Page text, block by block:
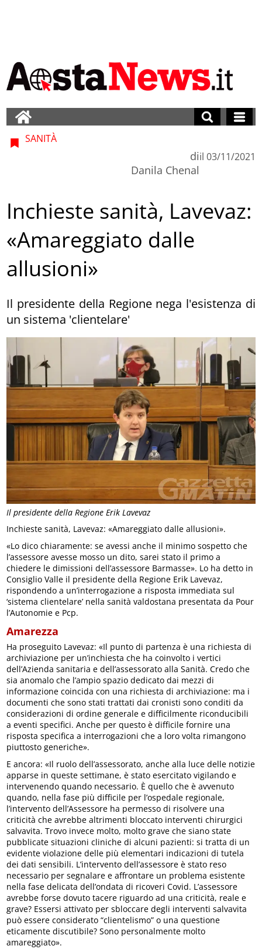
Il presidente della Regione Erik Lavevaz
SANITÀ
di
Danila Chenal
il 03/11/2021
Inchieste sanità, Lavevaz:
«Amareggiato dalle
allusioni»
Il presidente della Regione nega l'esistenza di
un sistema 'clientelare'
Inchieste sanità, Lavevaz: «Amareggiato dalle allusioni».
«Lo dico chiaramente: se avessi anche il minimo sospetto che
l’assessore avesse mosso un dito, sarei stato il primo a
chiedere le dimissioni dell’assessore Barmasse». Lo ha detto in
Consiglio Valle il presidente della Regione Erik Lavevaz,
rispondendo a un’interrogazione a risposta immediata sul
‘sistema clientelare’ nella sanità valdostana presentata da Pour
l’Autonomie e Pcp.
Amarezza
Ha proseguito Lavevaz: «Il punto di partenza è una richiesta di
archiviazione per un’inchiesta che ha coinvolto i vertici
dell’Azienda sanitaria e dell’assessorato alla Sanità. Credo che
sia anomalo che l’ampio spazio dedicato dai mezzi di
informazione coincida con una richiesta di archiviazione: ma i
documenti che sono stati trattati dai cronisti sono conditi da
considerazioni di ordine generale e difficilmente riconducibili
a eventi specifici. Anche per questo è difficile fornire una
risposta specifica a interrogazioni che a loro volta rimangono
piuttosto generiche».
E ancora: «Il ruolo dell’assessorato, anche alla luce delle notizie
apparse in queste settimane, è stato esercitato vigilando e
intervenendo quando necessario. È quello che è avvenuto
quando, nella fase più difficile per l’ospedale regionale,
l’intervento dell’Assessore ha permesso di risolvere una
criticità che avrebbe altrimenti bloccato interventi chirurgici
salvavita. Trovo invece molto, molto grave che siano state
pubblicate situazioni cliniche di alcuni pazienti: si tratta di un
evidente violazione delle più elementari indicazioni di tutela
dei dati sensibili. L’intervento dell’assessore è stato reso
necessario per segnalare e affrontare un problema esistente
nella fase delicata dell’ondata di ricoveri Covid. L’assessore
avrebbe forse dovuto tacere riguardo ad una criticità, reale e
grave? Essersi attivato per sbloccare degli interventi salvavita
può essere considerato “clientelismo” o una questione
eticamente discutibile? Sono personalmente molto
amareggiato».